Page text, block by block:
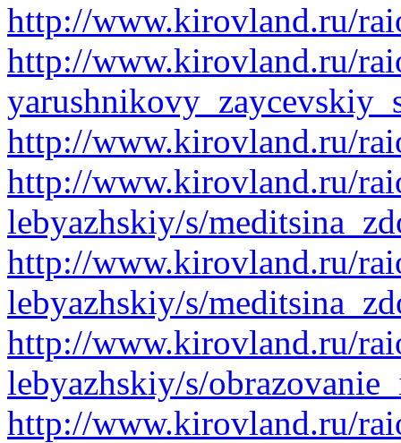
http://www.kirovland.ru/
http://www.kirovland.ru/
http://www.kirovland.ru/
http://www.kirovland.ru/
lebyazhskiy/s/
http://www.kirovland.ru/
lebyazhskiy/s/
http://www.kirovland.ru/
lebyazhskiy/s/
http://www.kirovland.ru/